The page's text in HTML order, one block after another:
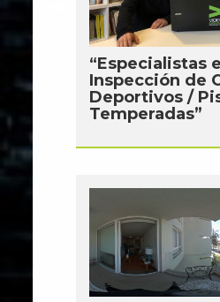
“Especialistas
Inspección de
Deportivos /
Temperadas”